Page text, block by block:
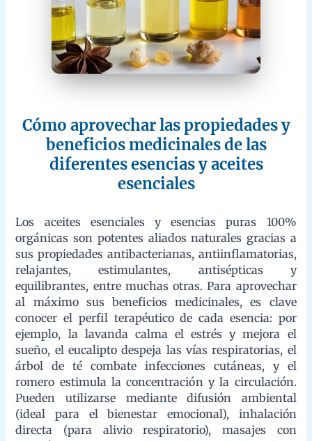
Cómo aprovechar las propiedades y
beneficios medicinales de las
diferentes esencias y aceites
esenciales
potentes aliados naturales gracias a sus propiedades
antibacterianas, antiinflamatorias, relajantes, estimulantes,
antisépticas y equilibrantes, entre muchas otras. Para aprovechar
al máximo sus beneficios medicinales, es clave conocer el perfil
terapéutico de cada esencia: por ejemplo, la lavanda calma el
respiratorias, el árbol de té combate infecciones cutáneas, y el
romero estimula la concentración y la circulación. Pueden
utilizarse mediante difusión ambiental (ideal para el bienestar
emocional), inhalación directa (para alivio respiratorio), masajes
con dilución en aceites portadores (como el de jojoba o
almendras dulces), baños relajantes o aplicaciones tópicas
puntuales—siempre respetando dosis seguras y
recomendaciones de uso. Al elegiraceites esenciales
certificados como orgánicos y puros, garantizas no solo
eficacia, sino también seguridad y respeto por tu cuerpo y el
medio ambiente. Integrarlos en tu rutina diaria es una forma
natural, holística y efectiva de potenciar tu salud física, mental y
emocional.